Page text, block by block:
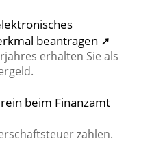
beantragen ➚
erhalten Sie als
beim Finanzamt
zahlen.